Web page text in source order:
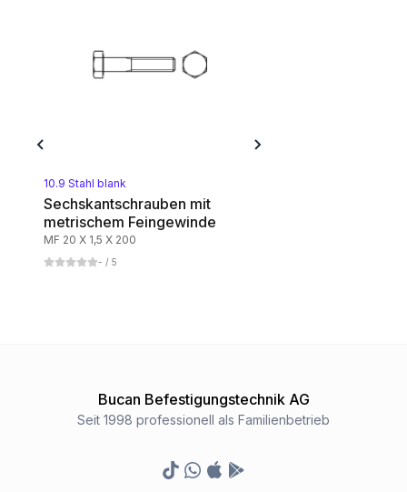
10.9 Stahl blank
Sechskantschrauben mit
metrischem Feingewinde
MF 20 X 1,5 X 200
- / 5
Bucan Befestigungstechnik AG
Seit 1998 professionell als Familienbetrieb
TikTokWhatsapp
Appstore
Google Play Store